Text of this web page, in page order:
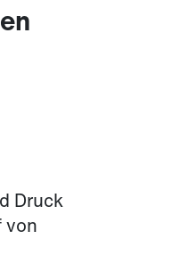
Druck
von